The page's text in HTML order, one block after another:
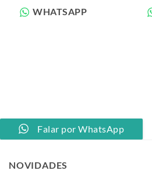
WHATSAPP
Falar por WhatsApp
NOVIDADES